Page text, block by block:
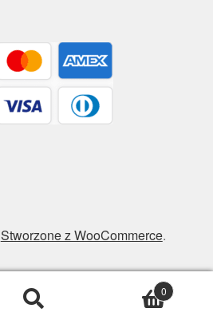
Stworzone z WooCommerce.
0